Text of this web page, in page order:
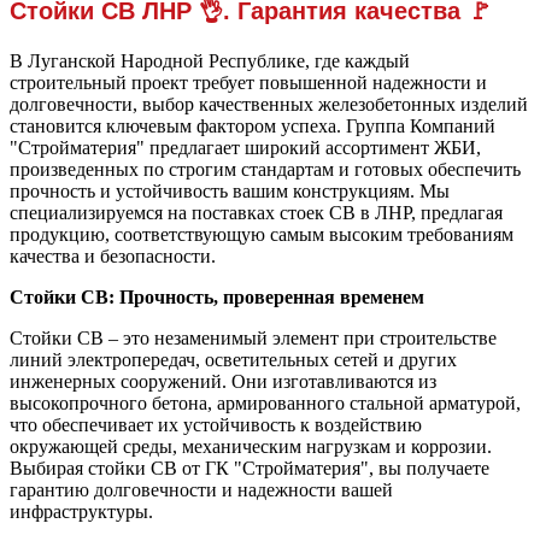
Стойки СВ ЛНР 👌. Гарантия качества 🚩
В Луганской Народной Республике, где каждый
строительный проект требует повышенной надежности и
долговечности, выбор качественных железобетонных изделий
становится ключевым фактором успеха. Группа Компаний
"Стройматерия" предлагает широкий ассортимент ЖБИ,
произведенных по строгим стандартам и готовых обеспечить
прочность и устойчивость вашим конструкциям. Мы
специализируемся на поставках стоек СВ в ЛНР, предлагая
продукцию, соответствующую самым высоким требованиям
качества и безопасности.
Стойки СВ: Прочность, проверенная временем
Стойки СВ – это незаменимый элемент при строительстве
линий электропередач, осветительных сетей и других
инженерных сооружений. Они изготавливаются из
высокопрочного бетона, армированного стальной арматурой,
что обеспечивает их устойчивость к воздействию
окружающей среды, механическим нагрузкам и коррозии.
Выбирая стойки СВ от ГК "Стройматерия", вы получаете
гарантию долговечности и надежности вашей
инфраструктуры.